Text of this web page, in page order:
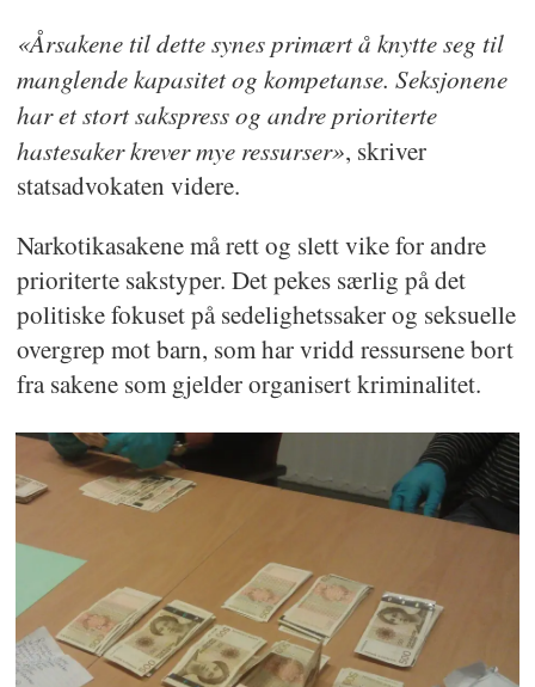
«Årsakene til dette synes primært å knytte seg til
manglende kapasitet og kompetanse. Seksjonene
har et stort sakspress og andre prioriterte
hastesaker krever mye ressurser», skriver
statsadvokaten videre.
Narkotikasakene må rett og slett vike for andre
prioriterte sakstyper. Det pekes særlig på det
politiske fokuset på sedelighetssaker og seksuelle
overgrep mot barn, som har vridd ressursene bort
fra sakene som gjelder organisert kriminalitet.